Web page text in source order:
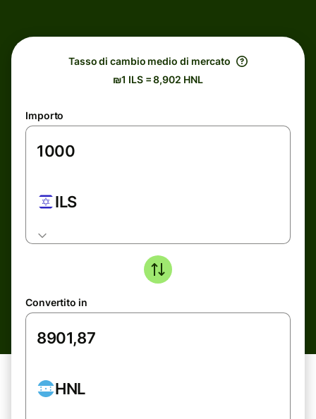
Tasso di cambio medio di mercato
₪1 ILS = 8,902 HNL
Importo
ILS
Convertito in
HNL